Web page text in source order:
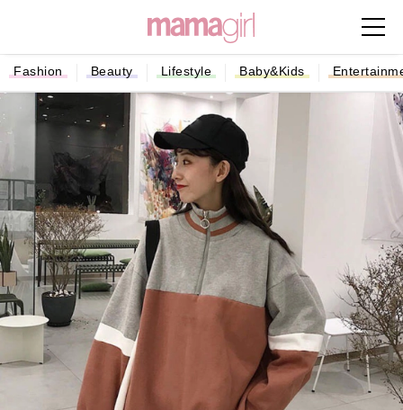
Fashion Beauty Lifestyle Baby&Kids